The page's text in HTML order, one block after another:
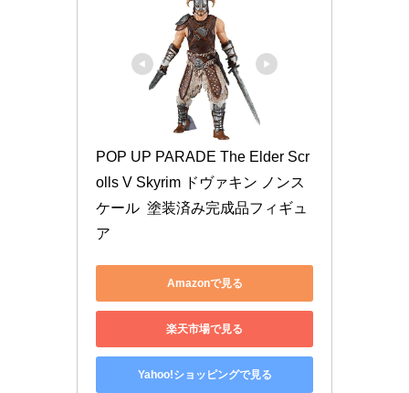
POP UP PARADE The Elder Scr
olls V Skyrim ドヴァキン ノンス
ケール  塗装済み完成品フィギュ
ア
Amazonで見る
楽天市場で見る
Yahoo!ショッピングで見る